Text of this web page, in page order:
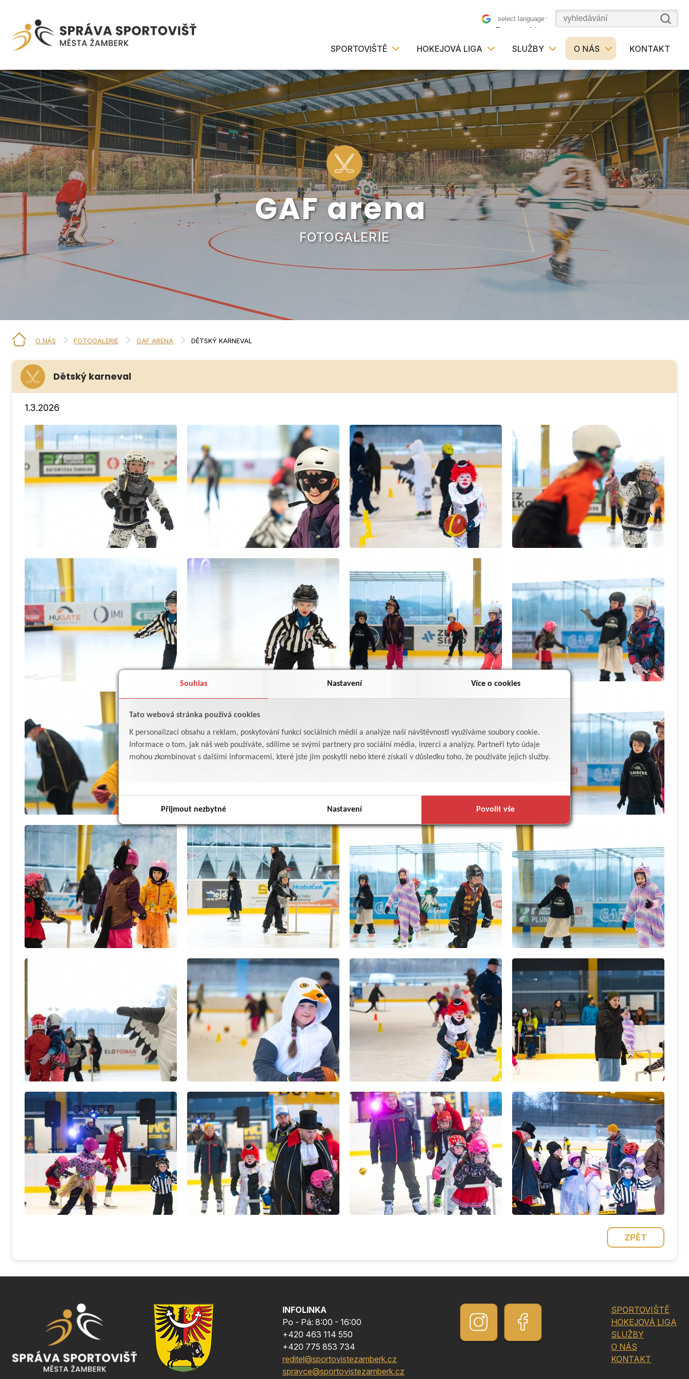
Souhlas Nastavení Více o cookies
Tato webová stránka používá cookies
K personalizaci obsahu a reklam, poskytování funkcí sociálních médií a analýze naší návštěvnosti využíváme soubory cookie.
Informace o tom, jak náš web používáte, sdílíme se svými partnery pro sociální média, inzerci a analýzy. Partneři tyto údaje
mohou zkombinovat s dalšími informacemi, které jste jim poskytli nebo které získali v důsledku toho, že používáte jejich služby.
Přijmout nezbytné Nastavení Povolit vše
Powered by
SPORTOVIŠTĚ HOKEJOVÁ LIGA SLUŽBY O NÁS KONTAKT
GAF arena
FOTOGALERIE
O NÁS FOTOGALERIE GAF ARENA DĚTSKÝ KARNEVAL
Dětský karneval
1.3.2026
ZPĚT
INFOLINKA
Po - Pá: 8:00 - 16:00
+420 463 114 550
+420 775 853 734
reditel@sportovistezamberk.cz
spravce@sportovistezamberk.cz
SPORTOVIŠTĚ
HOKEJOVÁ LIGA
SLUŽBY
O NÁS
KONTAKT